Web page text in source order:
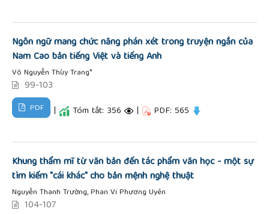
Ngôn ngữ mang chức năng phán xét trong truyện ngắn của
Nam Cao bản tiếng Việt và tiếng Anh
Võ Nguyễn Thùy Trang*
99-103
PDF | Tóm tắt: 356 | PDF: 565
Khung thẩm mĩ từ văn bản đến tác phẩm văn học - một sự
tìm kiếm "cái khác" cho bản mệnh nghệ thuật
Nguyễn Thanh Trường, Phan Vi Phương Uyên
104-107